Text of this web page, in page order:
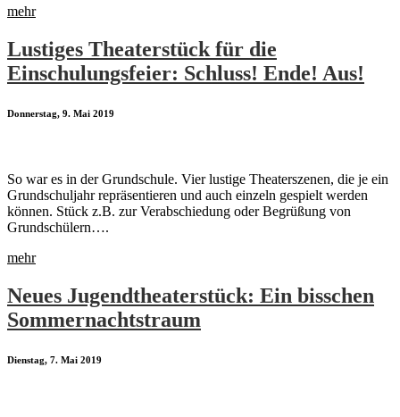
mehr
Lustiges Theaterstück für die
Einschulungsfeier: Schluss! Ende! Aus!
Donnerstag, 9. Mai 2019
So war es in der Grundschule. Vier lustige Theaterszenen, die je ein
Grundschuljahr repräsentieren und auch einzeln gespielt werden
können. Stück z.B. zur Verabschiedung oder Begrüßung von
Grundschülern….
mehr
Neues Jugendtheaterstück: Ein bisschen
Sommernachtstraum
Dienstag, 7. Mai 2019